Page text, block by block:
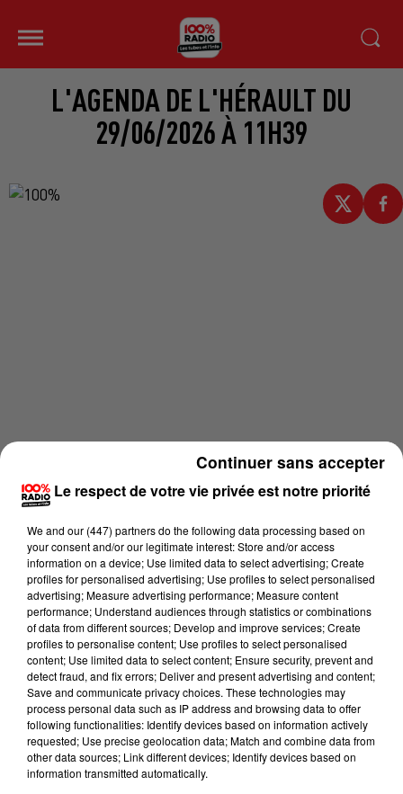
L'AGENDA DE L'HÉRAULT DU
29/06/2026 À 11H39
Lecture (1 min 14 sec)
100%
L'agenda de l'Hérault du 29/06/2026 à 11h39
Le respect de votre vie privée est notre priorité
We and our (447) partnersdo the following data processing based on
your consent and/or our legitimate interest: Store and/or access
information on a device; Use limited data to select advertising; Create
profiles for personalised advertising; Use profiles to select personalised
advertising; Measure advertising performance; Measure content
performance; Understand audiences through statistics or combinations
of data from different sources; Develop and improve services; Create
profiles to personalise content; Use profiles to select personalised
content; Use limited data to select content; Ensure security, prevent and
detect fraud, and fix errors; Deliver and present advertising and content;
Save and communicate privacy choices. These technologies may
process personal data such as IP address and browsing data to offer
following functionalities: Identify devices based on information actively
requested; Use precise geolocation data; Match and combine data from
other data sources; Link different devices; Identify devices based on
information transmitted automatically.
Continuer sans accepter